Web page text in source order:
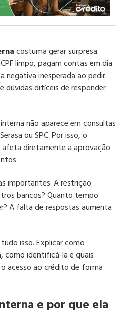
costuma gerar surpresa.
limpo, pagam contas em dia
negativa inesperada ao pedir
dúvidas difíceis de responder
não aparece em consultas
ou SPC. Por isso, o
afeta diretamente a aprovação
importantes. A restrição
bancos? Quanto tempo
A falta de respostas aumenta
isso. Explicar como
, como identificá-la e quais
acesso ao crédito de forma
e por que ela